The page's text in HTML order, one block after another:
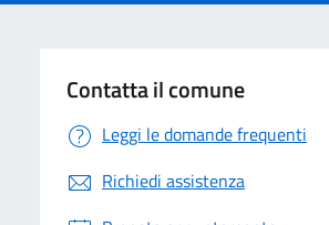
Contatta il comune
Leggi le domande frequenti
Richiedi assistenza